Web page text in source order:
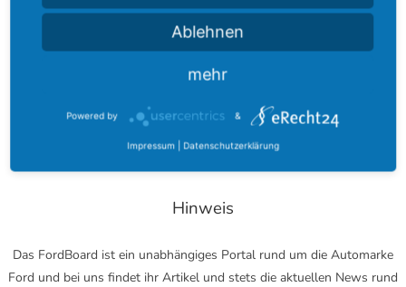
Das FordBoard wurde am 17. Dezember 2002 gegründet und
entwickelte sich seitdem zu einer der größten Modell-umfassenden
hinaus können Sie in Modell-übergreifenden Foren nach Tipps rund
um Tuning, Reparaturen oder Car-Audio suchen.
Hinweis
Das FordBoard ist ein unabhängiges Portal rund um die Automarke
Ford und bei uns findet ihr Artikel und stets die aktuellen News rund
Ablehnen
mehr
Powered by &
Impressum Datenschutzerklärung